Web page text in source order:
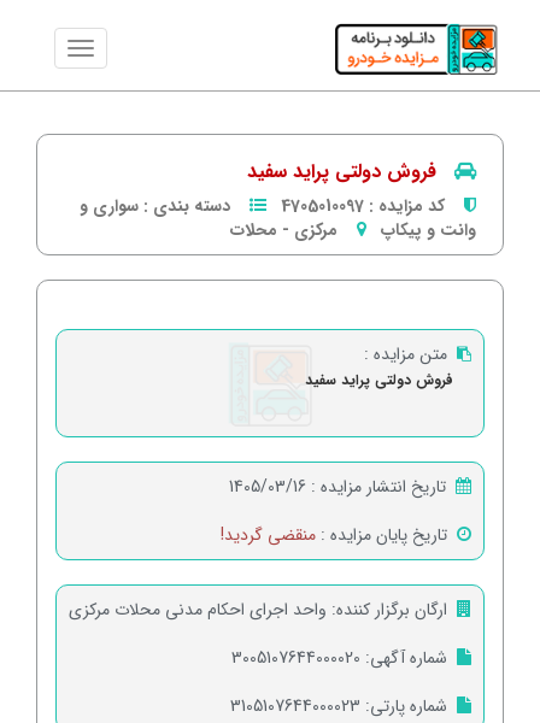
فروش دولتی پراید سفید
کد مزایده : 4705010097 دسته بندی : سواری و
وانت و پیکاپ
مرکزی - محلات
متن مزایده :
فروش دولتی پراید سفید
تاریخ انتشار مزایده : 1405/03/16
تاریخ پایان مزایده : منقضی گردید!
ارگان برگزار کننده: واحد اجرای احکام مدنی محلات مرکزی
شماره آگهی: 3005107644000020
شماره پارتی: 3105107644000023